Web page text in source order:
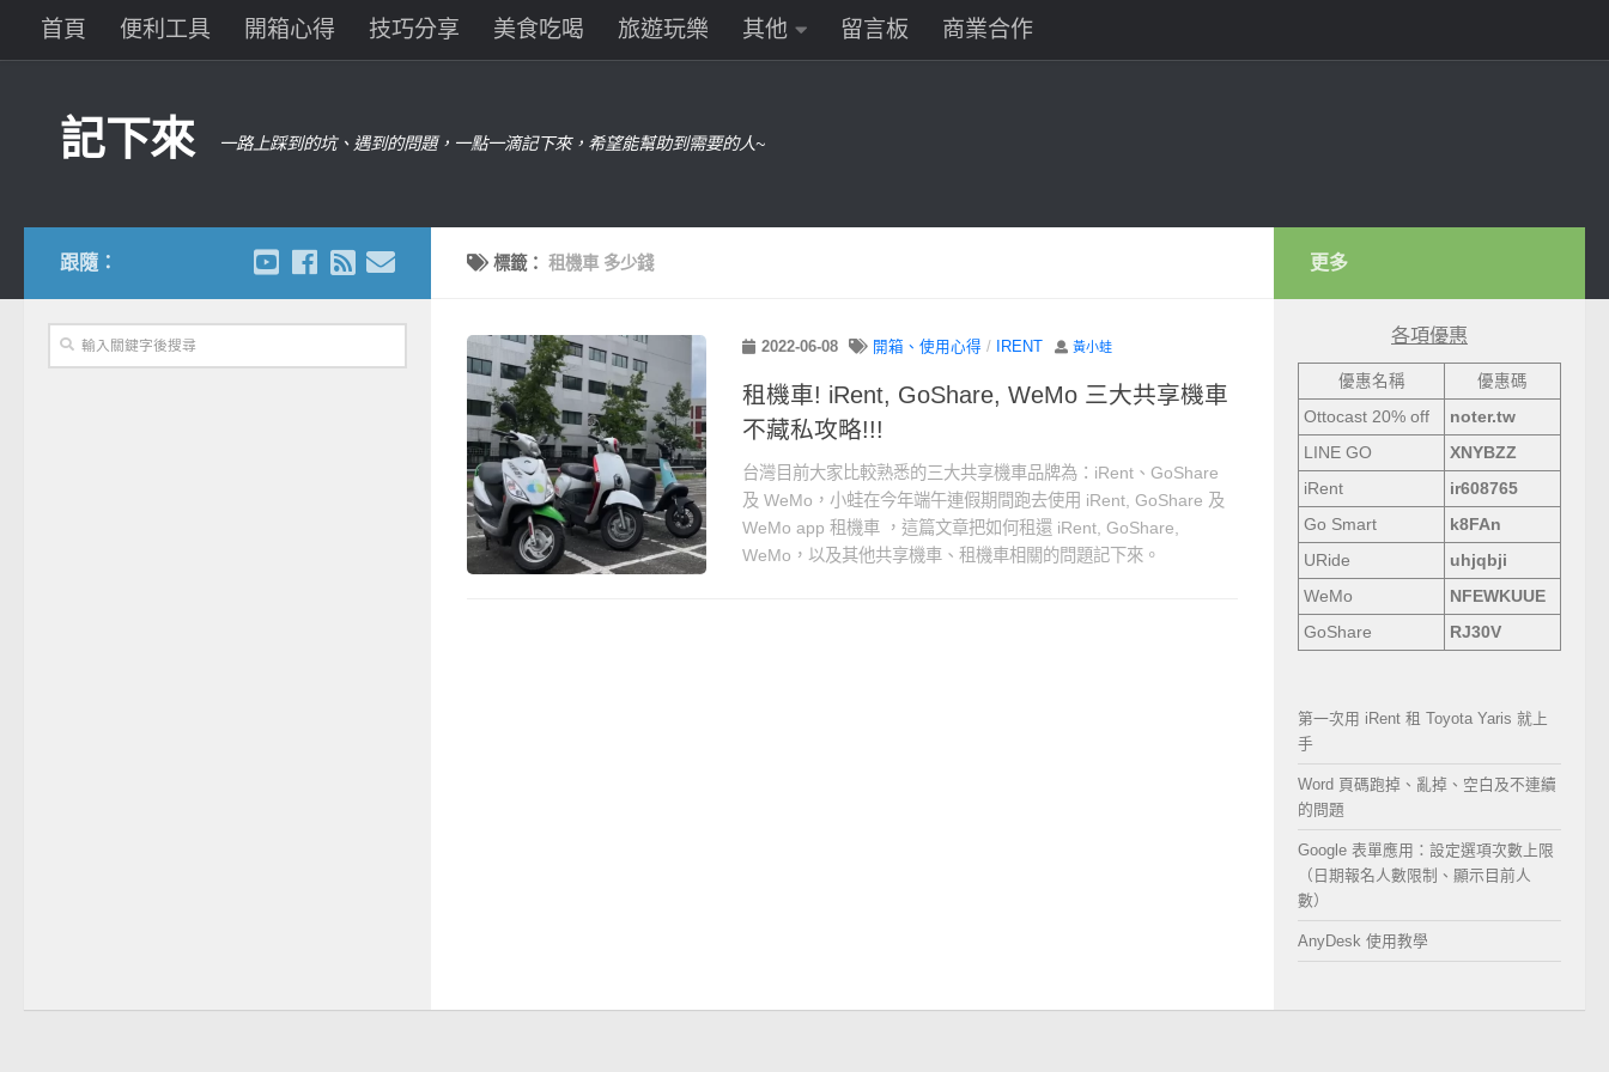
首頁 便利工具 開箱心得 技巧分享 美食吃喝 旅遊玩樂 其他 留言板 商業合作
記下來 一路上踩到的坑、遇到的問題，一點一滴記下來，希望能幫助到需要的人~
標籤：租機車 多少錢
2022-06-08 開箱、使用心得 / IRENT 黃小蛙
租機車! iRent, GoShare, WeMo 三大共享機車
不藏私攻略!!!
台灣目前大家比較熟悉的三大共享機車品牌為：iRent、GoShare
及 WeMo，小蛙在今年端午連假期間跑去使用 iRent, GoShare 及
WeMo app 租機車 ，這篇文章把如何租還 iRent, GoShare,
WeMo，以及其他共享機車、租機車相關的問題記下來。
跟隨： 更多
各項優惠
優惠名稱
優惠碼
Ottocast 20% off
noter.tw
LINE GO
XNYBZZ
iRent
ir608765
Go Smart
k8FAn
URide
uhjqbji
WeMo
NFEWKUUE
GoShare
RJ30V
第一次用 iRent 租 Toyota Yaris 就上
手
Word 頁碼跑掉、亂掉、空白及不連續
的問題
Google 表單應用：設定選項次數上限
（日期報名人數限制、顯示目前人
數）
AnyDesk 使用教學